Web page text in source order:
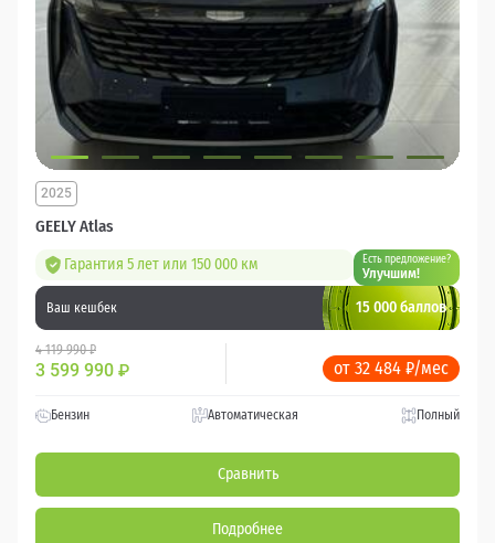
GEELY Atlas
2025
Гарантия 5 лет или 150 000 км Есть предложение?
Улучшим!
Ваш кешбек 15 000 баллов
4 119 990 ₽
3 599 990 ₽ от 32 484 ₽/мес
Бензин Автоматическая Полный
Сравнить
Подробнее